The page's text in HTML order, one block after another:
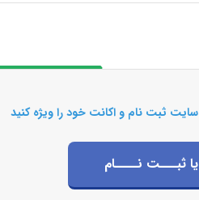
ثبت نام و اکانت خود را ویژه کنید
ثبـــت نــــام